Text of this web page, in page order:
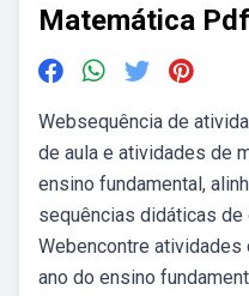
Matemática Pdf
Websequência de
de aula e atividades de
ensino fundamental,
sequências didáticas de
Webencontre atividades
ano do ensino